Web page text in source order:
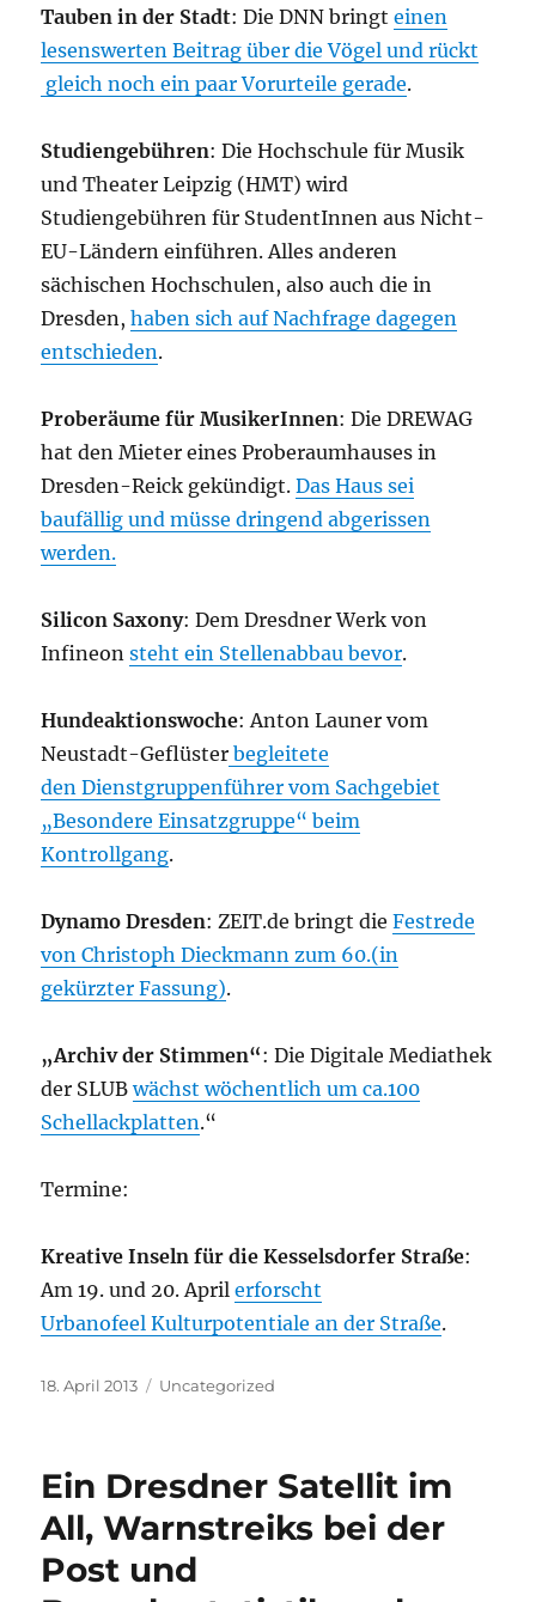
Tauben in der Stadt: Die DNN bringteinen
lesenswerten Beitrag über die Vögel und rückt
gleich noch ein paar Vorurteile gerade.
Studiengebühren: Die Hochschule für Musik
und Theater Leipzig (HMT) wird
Studiengebühren für StudentInnen aus Nicht-
EU-Ländern einführen. Alles anderen
sächischen Hochschulen, also auch die in
Dresden,haben sich auf Nachfrage dagegen
entschieden.
Proberäume für MusikerInnen: Die DREWAG
hat den Mieter eines Proberaumhauses in
Dresden-Reick gekündigt.Das Haus sei
baufällig und müsse dringend abgerissen
werden.
Silicon Saxony: Dem Dresdner Werk von
Infineonsteht ein Stellenabbau bevor.
Hundeaktionswoche: Anton Launer vom
Neustadt-Geflüster begleitete
den Dienstgruppenführer vom Sachgebiet
„Besondere Einsatzgruppe“ beim
Kontrollgang.
Dynamo Dresden: ZEIT.de bringt dieFestrede
von Christoph Dieckmann zum 60.(in
gekürzter Fassung).
„Archiv der Stimmen“: Die Digitale Mediathek
der SLUBwächst wöchentlich um ca.100
Schellackplatten.“
Termine:
Kreative Inseln für die Kesselsdorfer Straße:
Am 19. und 20. Aprilerforscht
Urbanofeel Kulturpotentiale an der Straße.
Veröffentlicht
18. April 2013 Kategorien
Uncategorized
Ein Dresdner Satellit im
All, Warnstreiks bei der
Post und